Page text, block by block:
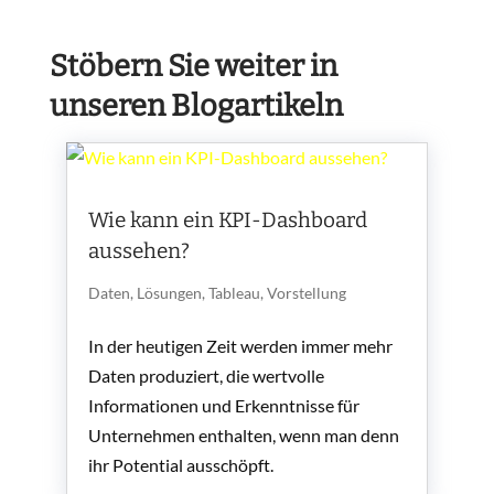
Stöbern Sie weiter in
unseren Blogartikeln
Wie kann ein KPI-Dashboard
aussehen?
Daten, Lösungen, Tableau, Vorstellung
In der heutigen Zeit werden immer mehr
Daten produziert, die wertvolle
Informationen und Erkenntnisse für
Unternehmen enthalten, wenn man denn
ihr Potential ausschöpft.